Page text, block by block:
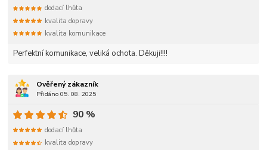
Perfektní komunikace, veliká ochota. Děkuji!!!!
dodací lhůta
kvalita dopravy
kvalita komunikace
Ověřený zákazník
Přidáno 05. 08. 2025
90 %
dodací lhůta
kvalita dopravy